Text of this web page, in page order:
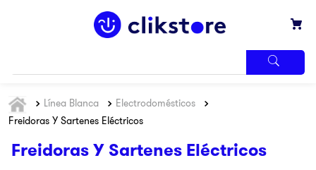
Línea Blanca
Electrodomésticos
Freidoras Y Sartenes Eléctricos
Freidoras Y Sartenes Eléctricos
MÁS
BUSCADOS